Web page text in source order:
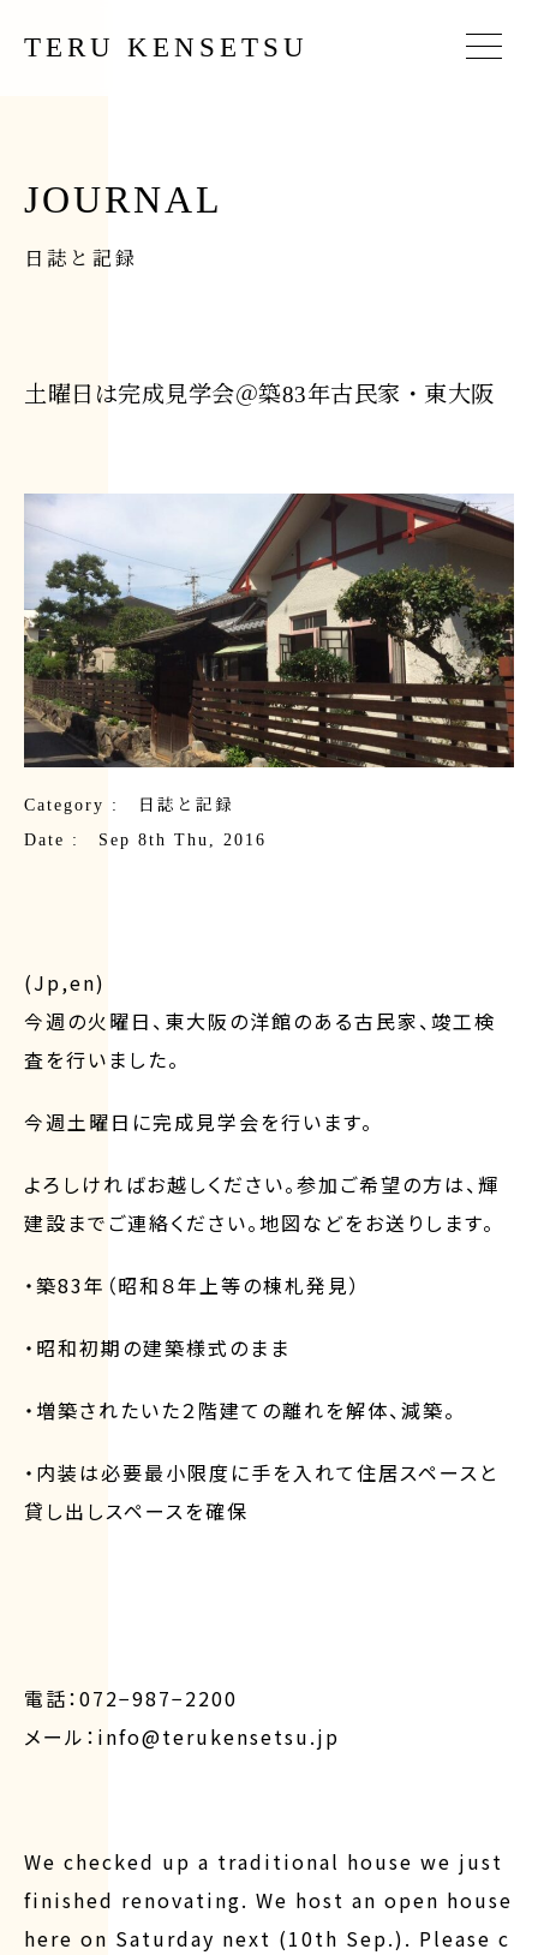
TERU KENSETSU
JOURNAL
日誌と記録
土曜日は完成見学会＠築83年古民家・東大阪
Category :
日誌と記録
Date : Sep 8th Thu, 2016
(Jp,en)
今週の火曜日、東大阪の洋館のある古民家、竣工検
査を行いました。
今週土曜日に完成見学会を行います。
よろしければお越しください。参加ご希望の方は、輝
建設までご連絡ください。地図などをお送りします。
・築83年（昭和８年上等の棟札発見）
・昭和初期の建築様式のまま
・増築されたいた２階建ての離れを解体、減築。
・内装は必要最小限度に手を入れて住居スペースと
貸し出しスペースを確保
電話：072−987−2200
メール：info@terukensetsu.jp
We checked up a traditional house we just
finished renovating. We host an open house
here on Saturday next (10th Sep.). Please c